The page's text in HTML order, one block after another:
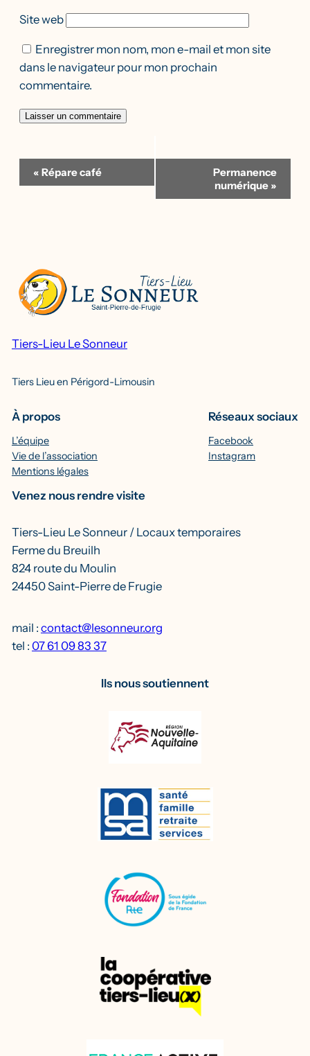
Site web
Enregistrer mon nom, mon e-mail et mon site
dans le navigateur pour mon prochain
commentaire.
Navigation
Évènement
« Répare café
Permanence
numérique »
Tiers-Lieu Le Sonneur
Tiers Lieu en Périgord-Limousin
À propos
L’équipe
Vie de l’association
Mentions légales
Réseaux sociaux
Facebook
Instagram
Venez nous rendre visite
Tiers-Lieu Le Sonneur / Locaux temporaires
Ferme du Breuilh
824 route du Moulin
24450 Saint-Pierre de Frugie
mail : contact@lesonneur.org
tel : 07 61 09 83 37
Ils nous soutiennent